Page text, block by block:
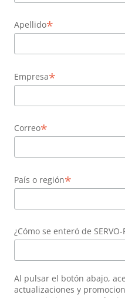
Apellido*
Empresa*
Correo*
País o región*
¿Cómo se enteró de SERVO-
Al pulsar el botón abajo,
actualizaciones y